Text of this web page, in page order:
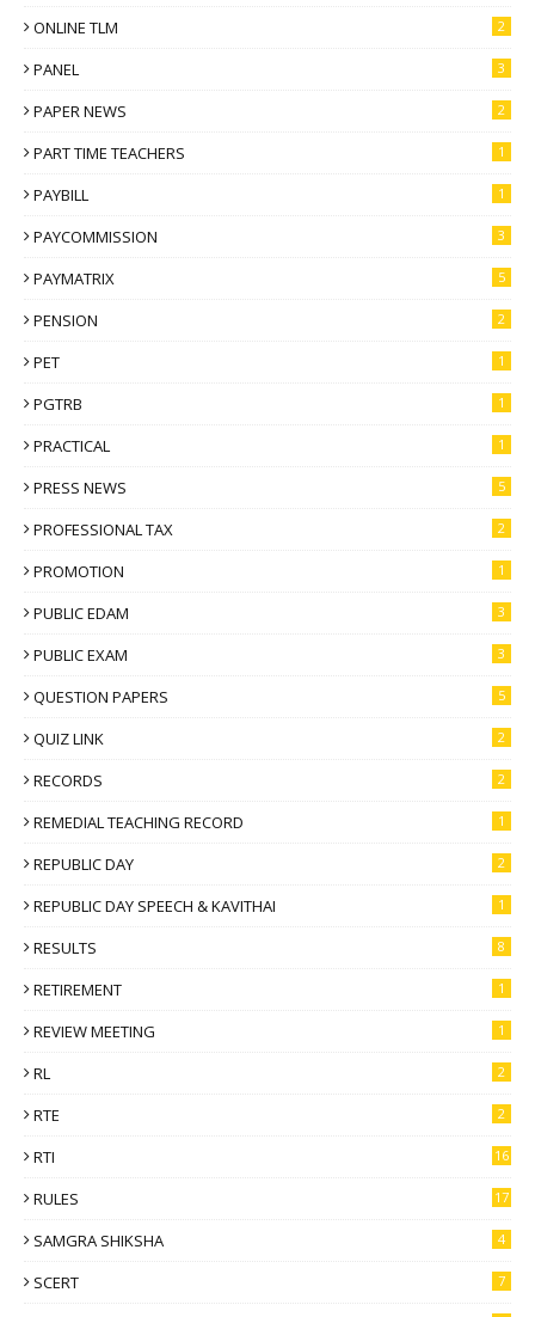
ONLINE TLM 2
PANEL 3
PAPER NEWS 2
PART TIME TEACHERS 1
PAYBILL 1
PAYCOMMISSION 3
PAYMATRIX 5
PENSION 2
PET 1
PGTRB 1
PRACTICAL 1
PRESS NEWS 5
PROFESSIONAL TAX 2
PROMOTION 1
PUBLIC EDAM 3
PUBLIC EXAM 3
QUESTION PAPERS 5
QUIZ LINK 2
RECORDS 2
REMEDIAL TEACHING RECORD 1
REPUBLIC DAY 2
REPUBLIC DAY SPEECH & KAVITHAI 1
RESULTS 8
RETIREMENT 1
REVIEW MEETING 1
RL 2
RTE 2
RTI 16
RULES 17
SAMGRA SHIKSHA 4
SCERT 7